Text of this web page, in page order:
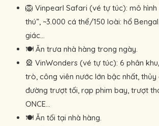
🦁 Vinpearl Safari (vé tự túc): mô hình
thú”, ~3.000 cá thể/150 loài: hổ
giác…
🍽 Ăn trưa nhà hàng trong ngày.
🎡 VinWonders (vé tự túc): 6 phân
trò, công viên nước lớn bậc nhất, thủy
đường trượt tối, rạp phim bay, trượt
ONCE…
🍽 Ăn tối tại nhà hàng.